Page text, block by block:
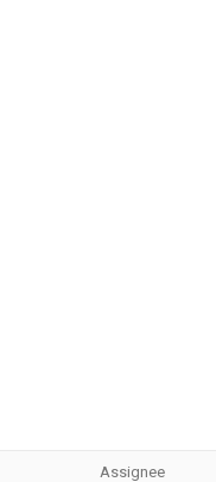
Assignee